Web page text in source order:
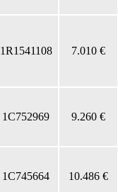
1R1541108 7.010 €
1C752969 9.260 €
1C745664 10.486 €